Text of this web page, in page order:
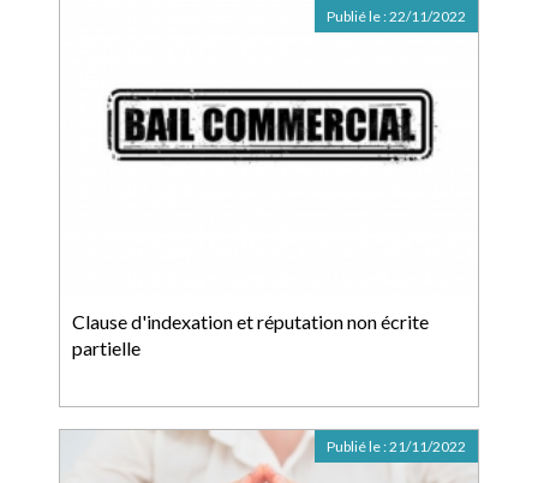
Clause d'indexation et réputation non écrite
partielle
Publié le :22/11/2022
Publié le :21/11/2022